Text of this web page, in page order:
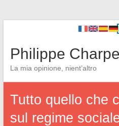
Philippe
La mia opinione, nient’altro
Tutto quello che
sul regime